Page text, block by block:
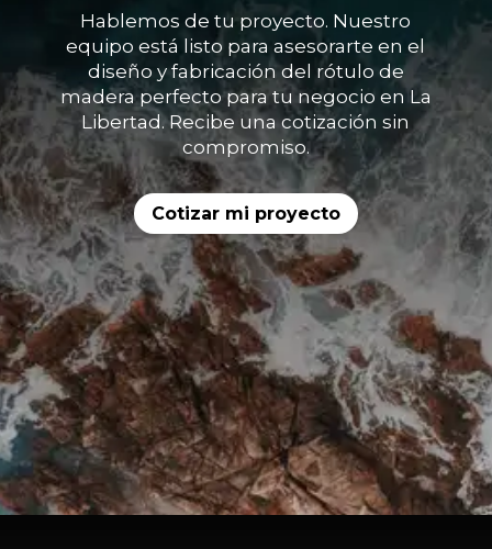
Hablemos de tu proyecto. Nuestro
equipo está listo para asesorarte en el
diseño y fabricación del rótulo de
madera perfecto para tu negocio en La
Libertad. Recibe una cotización sin
compromiso.
Cotizar mi proyecto